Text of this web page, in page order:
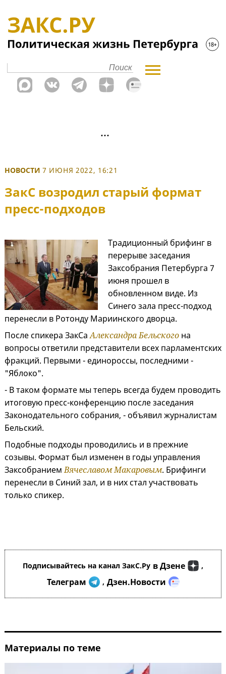
НОВОСТИ 7 ИЮНЯ 2022, 16:21
ЗакС возродил старый формат
пресс-подходов
Традиционный брифинг в
перерыве заседания
Заксобрания Петербурга 7
июня прошел в
обновленном виде. Из
Синего зала пресс-подход
перенесли в Ротонду Мариинского дворца.
После спикера ЗакСаАлександра Бельского на
вопросы ответили представители всех парламентских
фракций. Первыми - единороссы, последними -
"Яблоко".
- В таком формате мы теперь всегда будем проводить
итоговую пресс-конференцию после заседания
Законодательного собрания, - объявил журналистам
Бельский.
Подобные подходы проводились и в прежние
созывы. Формат был изменен в годы управления
ЗаксобраниемВячеславом Макаровым. Брифинги
перенесли в Синий зал, и в них стал участвовать
только спикер.
Подписывайтесь на канал ЗакС.Ру в Дзене ,
Телеграм , Дзен.Новости
Материалы по теме